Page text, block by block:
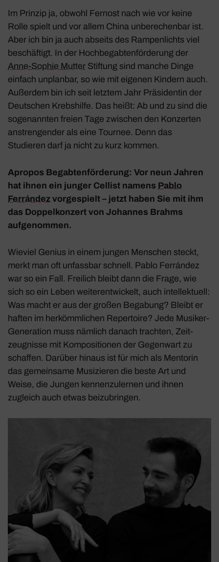
Im Prinzip ja, obwohl Fernost nach wie vor keine
Rolle spielt und vor allem China unbe­re­chenbar ist.
Aber ich bin ja auch abseits des Rampen­lichts viel
beschäf­tigt. In der Hoch­be­gab­ten­för­de­rung der
Anne-Sophie Mutter Stif­tung sind manche Dinge
einfach unplanbar, so wie mit eigenen Kindern auch.
Außerdem bin ich seit letztem Jahr Präsi­dentin der
Deut­schen Krebs­hilfe. Das heißt: Ab und zu sind die
soge­nannten freien Tage zwischen den Konzerten
anstren­gender als eine Tournee. Denn das
Studieren darf ja nicht zu kurz kommen.
Apropos Begab­ten­för­de­rung: Vor neun Jahren
hat ihnen ein junger Cellist namens Pablo
Ferrández vorge­spielt – jetzt haben Sie mit ihm
das Doppel­kon­zert von Johannes Brahms
aufge­nommen.
Wieviel Genius in einem jungen Menschen steckt,
merkt man oft unfassbar schnell. Pablo Ferrández
war so ein Fall. Frei­lich bleibt dann die Frage, wie
sich so ein Leben weiter­ent­wi­ckelt, auch intel­lek­tuell:
Was macht er aus der großen Bega­bung? Bleibt er
haften im herkömm­li­chen Reper­toire? Jede Musiker-
Gene­ra­tion muss nämlich danach trachten, Zeit­
zeug­nisse mit Kompo­si­tionen der Gegen­wart zu
schaffen. Darüber hinaus ist für mich als Mentorin
das gemein­same Musi­zieren die beste Art und
Weise, die Jungen kennen­zu­lernen und ihnen
zugleich auch etwas beizu­bringen.